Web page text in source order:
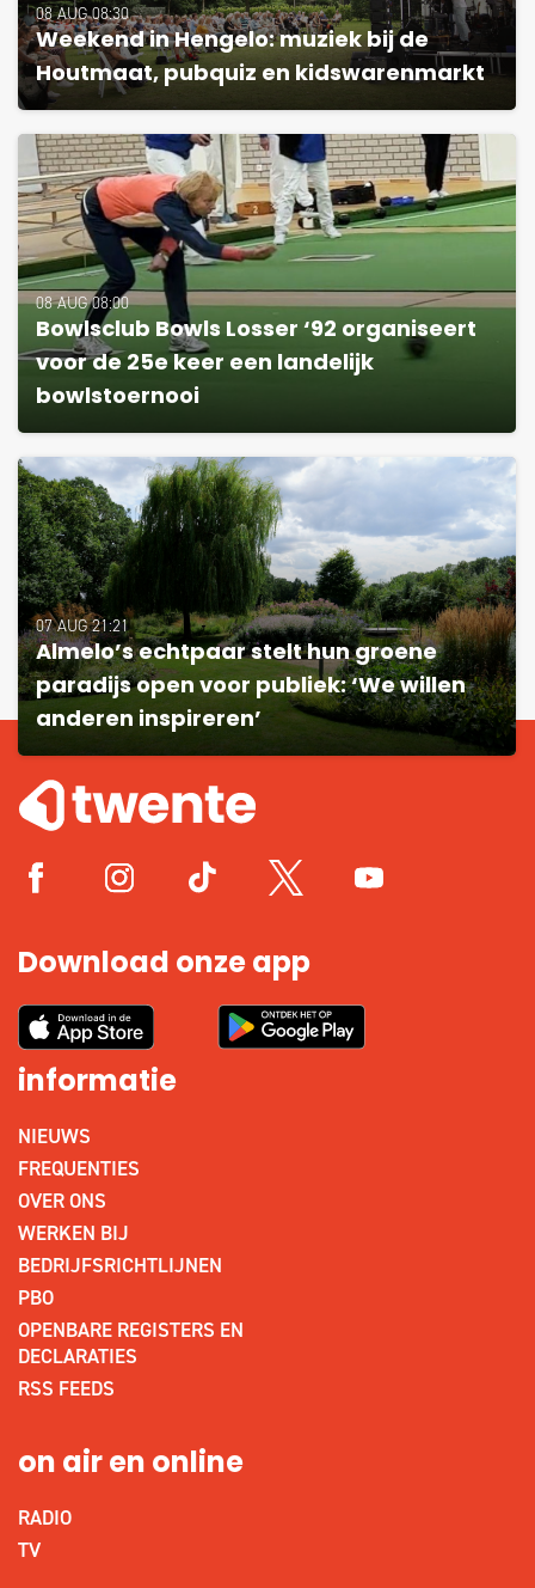
08 AUG 08:30
Weekend in Hengelo: muziek bij de
Houtmaat, pubquiz en kidswarenmarkt
08 AUG 08:00
Bowlsclub Bowls Losser ‘92 organiseert
voor de 25e keer een landelijk
bowlstoernooi
07 AUG 21:21
Almelo’s echtpaar stelt hun groene
paradijs open voor publiek: ‘We willen
anderen inspireren’
Download onze app
informatie
NIEUWS
FREQUENTIES
OVER ONS
WERKEN BIJ
BEDRIJFSRICHTLIJNEN
PBO
OPENBARE REGISTERS EN
DECLARATIES
RSS FEEDS
on air en online
RADIO
TV